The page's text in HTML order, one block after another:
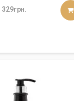
329грн.